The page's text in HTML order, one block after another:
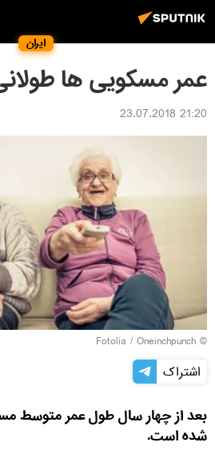
ایران
عمر مسکویی ها
21:20 23.07.2018
©
Fotolia / Oneinchpunch
اشتراک
بعد از چهار سال طول عمر متوسط
شده است.